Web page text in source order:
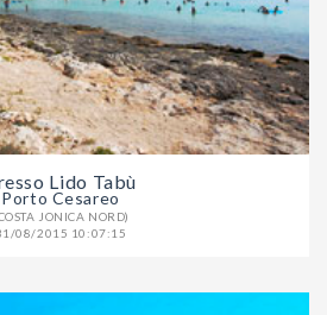
Lido Tabù
Porto Cesareo
JONICA NORD)
08/2015 10:07:15